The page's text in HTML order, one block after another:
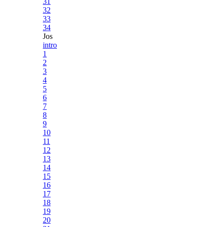
32
33
34
Jos
intro
1
2
3
4
5
6
7
8
9
10
11
12
13
14
15
16
17
18
19
20